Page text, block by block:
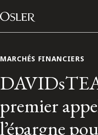
Passer au contenu
Main
MARCHÉS FINANCIERS
premier
l’épargne